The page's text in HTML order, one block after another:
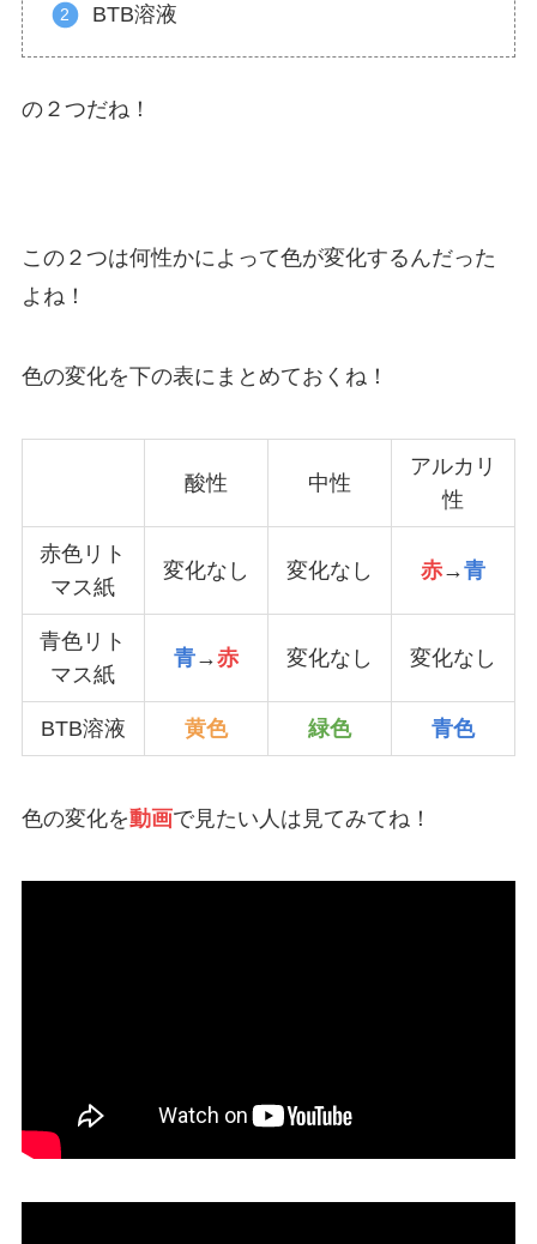
BTB溶液
の２つだね！
この２つは何性かによって色が変化するんだった
よね！
色の変化を下の表にまとめておくね！
酸性 中性
アルカリ
性
赤色リト
マス紙
変化なし 変化なし 赤→青
青色リト
マス紙
青→赤 変化なし 変化なし
BTB溶液 黄色 緑色 青色
色の変化を動画で見たい人は見てみてね！